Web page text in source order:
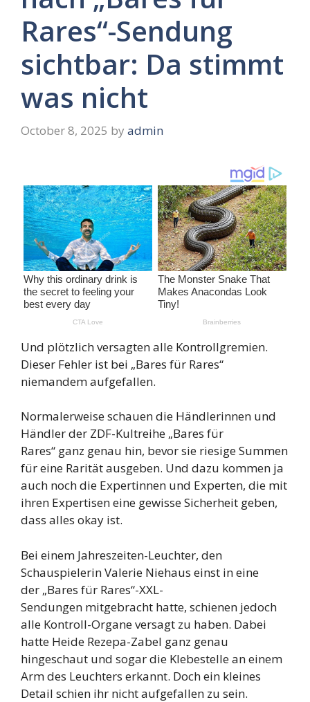
Rares“-Sendung
sichtbar: Da stimmt
was nicht
October 8, 2025 by admin
Und plötzlich versagten alle Kontrollgremien.
Dieser Fehler ist bei „Bares für Rares“
niemandem aufgefallen.
Normalerweise schauen die Händlerinnen und
Händler der ZDF-Kultreihe „Bares für
Rares“ ganz genau hin, bevor sie riesige Summen
für eine Rarität ausgeben. Und dazu kommen ja
auch noch die Expertinnen und Experten, die mit
ihren Expertisen eine gewisse Sicherheit geben,
dass alles okay ist.
Bei einem Jahreszeiten-Leuchter, den
Schauspielerin Valerie Niehaus einst in eine
der „Bares für Rares“-XXL-
Sendungen mitgebracht hatte, schienen jedoch
alle Kontroll-Organe versagt zu haben. Dabei
hatte Heide Rezepa-Zabel ganz genau
hingeschaut und sogar die Klebestelle an einem
Arm des Leuchters erkannt. Doch ein kleines
Detail schien ihr nicht aufgefallen zu sein.